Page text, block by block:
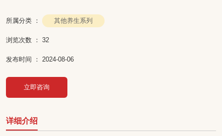
所属分类 ： 其他养生系列
浏览次数 ： 32
发布时间 ： 2024-08-06
立即咨询
详细介绍